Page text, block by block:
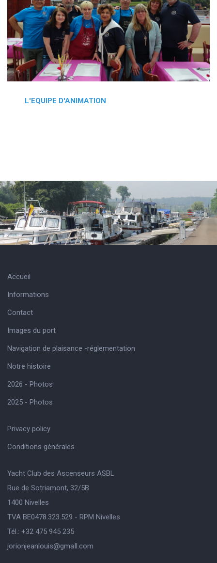
L'EQUIPE D'ANIMATION
Accueil
Informations
Contact
Images du port
Navigation de plaisance -réglementation
Notre histoire
2026 - Photos
2025 - Photos
Privacy policy
Conditions générales
Yacht Club des Ascenseurs ASBL
Rue de Sotriamont, 32/5B
1400 Nivelles
TVA BE0478.323.529 - RPM Nivelles
Tél.: +32 475 945 235
jorionjeanlouis@gmaIl.com